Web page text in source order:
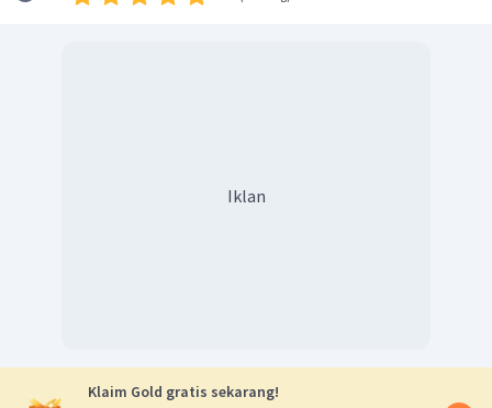
Iklan
Klaim Gold gratis sekarang!